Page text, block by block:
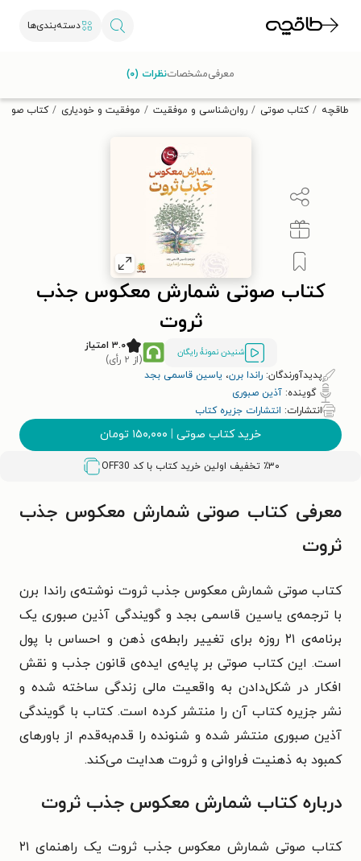
دسته‌بندی‌ها
تخفیف از طاقچه دریافت کن.
طاقچه کتاب صوتی روان‌شناسی و موفقیت موفقیت و خودیاری کتاب
کتاب صوتی شمارش معکوس جذب
ثروت
شنیدن نمونۀ رایگان
۳.۰ امتیاز
(از ۲ رأی)
پدیدآورندگان: راندا برن، یاسین قاسمی بجد
گوینده: آذین صبوری
انتشارات: انتشارات جزیره کتاب
خرید کتاب صوتی | ۱۵۰,۰۰۰ تومان
٪۳۰ تخفیف اولین خرید کتاب با کد OFF30
معرفیمشخصاتنظرات (۰)
معرفی کتاب صوتی شمارش معکوس جذب
ثروت
کتاب صوتی شمارش معکوس جذب ثروت نوشته‌ی راندا برن
با ترجمه‌ی یاسین قاسمی بجد و گویندگی آذین صبوری یک
برنامه‌ی ۲۱ روزه برای تغییر رابطه‌ی ذهن و احساس با پول
است. این کتاب صوتی بر پایه‌ی ایده‌ی قانون جذب و نقش
افکار در شکل‌دادن به واقعیت مالی زندگی ساخته شده و
نشر جزیره کتاب آن را منتشر کرده است. کتاب با گویندگی
آذین صبوری منتشر شده و شنونده را قدم‌به‌قدم از باورهای
کمبود به ذهنیت فراوانی و ثروت هدایت می‌کند.
درباره کتاب شمارش معکوس جذب ثروت
کتاب صوتی شمارش معکوس جذب ثروت یک راهنمای ۲۱